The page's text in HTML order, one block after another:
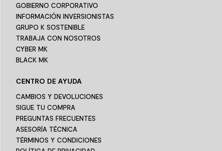
GOBIERNO CORPORATIVO
INFORMACIÓN INVERSIONISTAS
GRUPO K SOSTENIBLE
TRABAJA CON NOSOTROS
CYBER MK
BLACK MK
CENTRO DE AYUDA
CAMBIOS Y DEVOLUCIONES
SIGUE TU COMPRA
PREGUNTAS FRECUENTES
ASESORÍA TÉCNICA
TÉRMINOS Y CONDICIONES